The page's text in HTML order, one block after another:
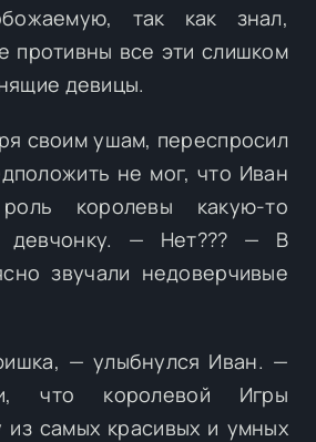
так как знал,
противны все эти слишком
девицы.
своим ушам, переспросил
не мог, что Иван
королевы какую-то
девчонку. — Нет??? — В
звучали недоверчивые
— улыбнулся Иван. —
что королевой Игры
самых красивых и умных